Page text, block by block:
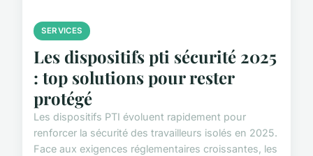
SERVICES
Les dispositifs pti sécurité 2025
: top solutions pour rester
protégé
Les dispositifs PTI évoluent rapidement pour
renforcer la sécurité des travailleurs isolés en 2025.
Face aux exigences réglementaires croissantes, les